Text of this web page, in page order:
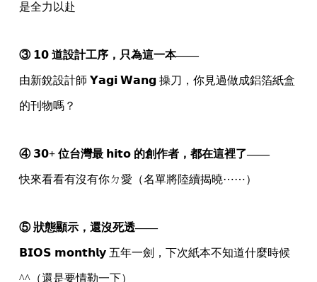
是全力以赴
③ 𝟭𝟬 道設計工序，只為這一本——
由新銳設計師 𝗬𝗮𝗴𝗶 𝗪𝗮𝗻𝗴 操刀，你見過做成鋁箔紙盒
的刊物嗎？
④ 𝟯𝟬+ 位台灣最 𝗵𝗶𝘁𝗼 的創作者，都在這裡了——
快來看看有沒有你ㄉ愛（名單將陸續揭曉⋯⋯）
⑤ 狀態顯示，還沒死透——
𝗕𝗜𝗢𝗦 𝗺𝗼𝗻𝘁𝗵𝗹𝘆 五年一劍，下次紙本不知道什麼時候
^^（還是要情勒一下）